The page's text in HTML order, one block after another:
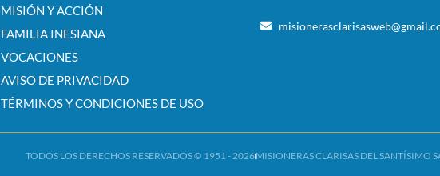
MISIÓN Y ACCIÓN
FAMILIA INESIANA
VOCACIONES
AVISO DE PRIVACIDAD
TÉRMINOS Y CONDICIONES DE USO
TODOS LOS DERECHOS RESERVADOS © 1951 - 2026MISIONERAS CLARISAS DEL SANTÍSIMO